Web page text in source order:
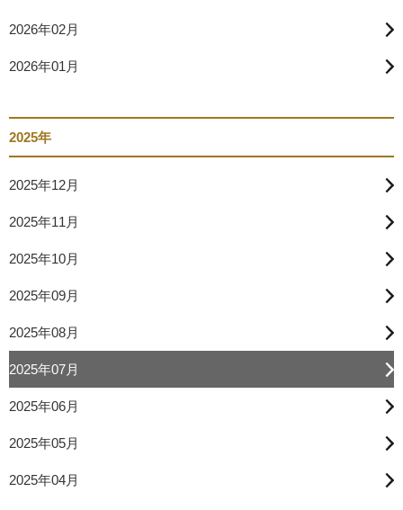
2026年02月
2026年01月
2025年
2025年12月
2025年11月
2025年10月
2025年09月
2025年08月
2025年07月
2025年06月
2025年05月
2025年04月